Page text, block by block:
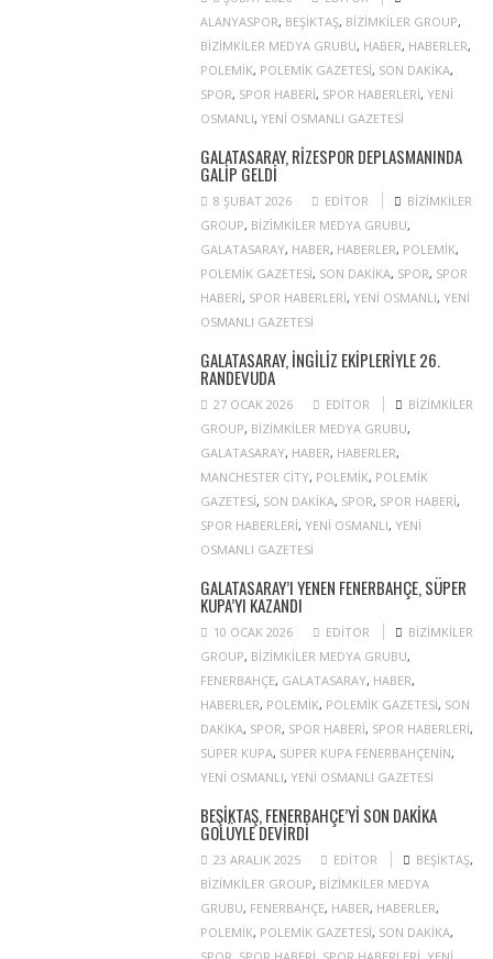
ALANYASPOR, BEŞIKTAŞ, BIZIMKILER GROUP,
BIZIMKILER MEDYA GRUBU, HABER, HABERLER,
POLEMIK, POLEMIK GAZETESI, SON DAKIKA,
SPOR, SPOR HABERI, SPOR HABERLERI, YENI
OSMANLI, YENI OSMANLI GAZETESI
GALATASARAY, RIZESPOR DEPLASMANINDA
GALIP GELDI
8 ŞUBAT 2026 EDITOR
BIZIMKILER
GROUP, BIZIMKILER MEDYA GRUBU,
GALATASARAY, HABER, HABERLER, POLEMIK,
POLEMIK GAZETESI, SON DAKIKA, SPOR, SPOR
HABERI, SPOR HABERLERI, YENI OSMANLI, YENI
OSMANLI GAZETESI
GALATASARAY, İNGILIZ EKIPLERIYLE 26.
RANDEVUDA
27 OCAK 2026 EDITOR
BIZIMKILER
GROUP, BIZIMKILER MEDYA GRUBU,
GALATASARAY, HABER, HABERLER,
MANCHESTER CITY, POLEMIK, POLEMIK
GAZETESI, SON DAKIKA, SPOR, SPOR HABERI,
SPOR HABERLERI, YENI OSMANLI, YENI
OSMANLI GAZETESI
GALATASARAY’I YENEN FENERBAHÇE, SÜPER
KUPA’YI KAZANDI
10 OCAK 2026 EDITOR
BIZIMKILER
GROUP, BIZIMKILER MEDYA GRUBU,
FENERBAHÇE, GALATASARAY, HABER,
HABERLER, POLEMIK, POLEMIK GAZETESI, SON
DAKIKA, SPOR, SPOR HABERI, SPOR HABERLERI,
SÜPER KUPA, SÜPER KUPA FENERBAHÇENIN,
YENI OSMANLI, YENI OSMANLI GAZETESI
BEŞIKTAŞ, FENERBAHÇE’YI SON DAKIKA
GOLÜYLE DEVIRDI
23 ARALIK 2025 EDITOR BEŞIKTAŞ,
BIZIMKILER GROUP, BIZIMKILER MEDYA
GRUBU, FENERBAHÇE, HABER, HABERLER,
POLEMIK, POLEMIK GAZETESI, SON DAKIKA,